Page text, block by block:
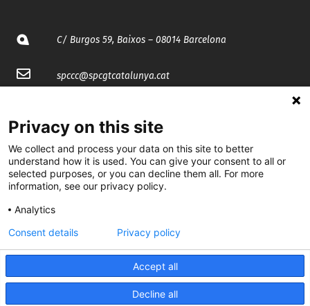
C/ Burgos 59, Baixos – 08014 Barcelona
spccc@spcgtcatalunya.cat
@CGTCatalunya
cgtcatalunya
cgtcatalunya
Desenvolupat per
Privacy on this site
We collect and process your data on this site to better
understand how it is used. You can give your consent to all or
selected purposes, or you can decline them all. For more
information, see our privacy policy.
Analytics
Accept all
Decline all
Consent details Privacy policy